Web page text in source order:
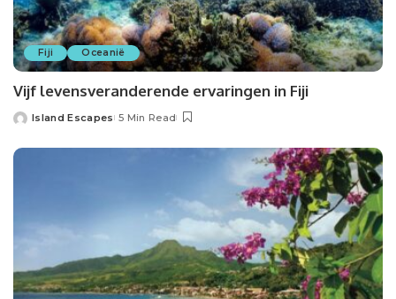
Fiji Oceanië
Vijf levensveranderende ervaringen in Fiji
Posted
Island Escapes 5 Min Read